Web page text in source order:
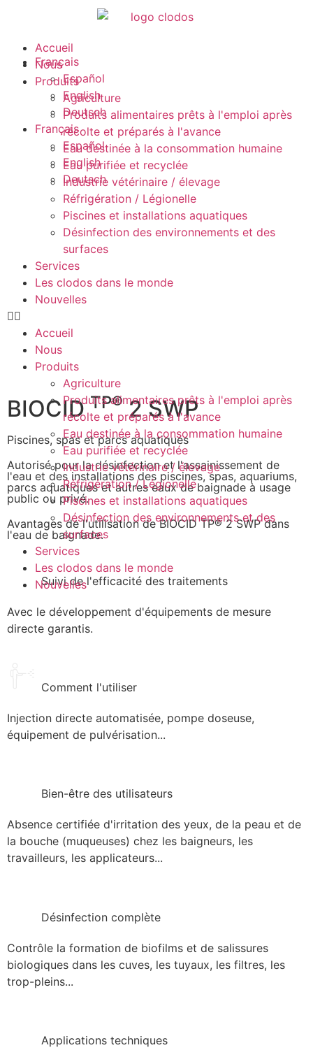
Accueil
Nous
Produits
Agriculture
Produits alimentaires prêts à l'emploi après
récolte et préparés à l'avance
Eau destinée à la consommation humaine
Eau purifiée et recyclée
Industrie vétérinaire / élevage
Réfrigération / Légionelle
Piscines et installations aquatiques
Désinfection des environnements et des
surfaces
Services
Les clodos dans le monde
Nouvelles
Accueil
Nous
Produits
Agriculture
Produits alimentaires prêts à l'emploi après
récolte et préparés à l'avance
Eau destinée à la consommation humaine
Eau purifiée et recyclée
Industrie vétérinaire / élevage
Réfrigération / Légionelle
Piscines et installations aquatiques
Désinfection des environnements et des
surfaces
Services
Les clodos dans le monde
Nouvelles
Français
Español
English
Deutsch
Français
Español
English
Deutsch
BIOCIDTP®2 SWP
Piscines, spas et parcs aquatiques
Autorisé pour la désinfection et l'assainissement de
l'eau et des installations des piscines, spas, aquariums,
parcs aquatiques et autres eaux de baignade à usage
public ou privé.
Avantages de l'utilisation de BIOCID TP® 2 SWP dans
l'eau de baignade.
Suivi de l'efficacité des traitements
Avec le développement d'équipements de mesure
directe garantis.
Comment l'utiliser
Injection directe automatisée, pompe doseuse,
équipement de pulvérisation...
Bien-être des utilisateurs
Absence certifiée d'irritation des yeux, de la peau et de
la bouche (muqueuses) chez les baigneurs, les
travailleurs, les applicateurs...
Désinfection complète
Contrôle la formation de biofilms et de salissures
biologiques dans les cuves, les tuyaux, les filtres, les
trop-pleins...
Applications techniques